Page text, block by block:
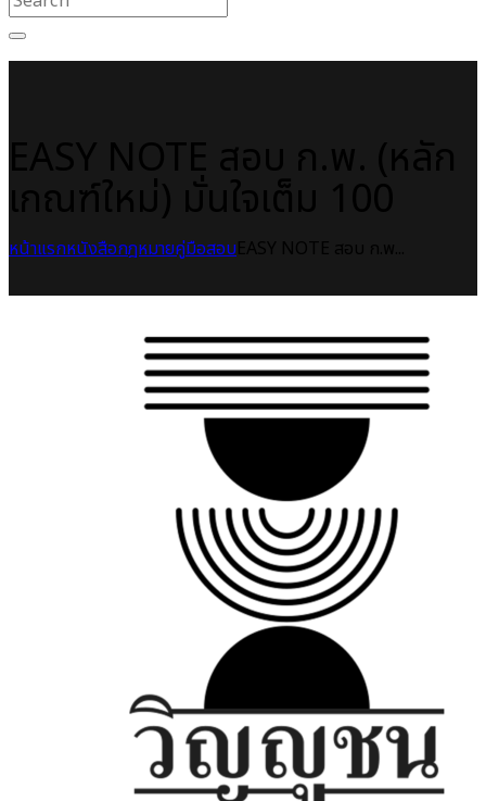
หน้าแรกหนังสือกฎหมายคู่มือสอบ